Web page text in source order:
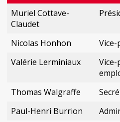
Muriel Cottave-
Claudet
Nicolas Honhon
Valérie Lerminiaux
Vice-
Thomas Walgraffe
Paul-Henri Burrion